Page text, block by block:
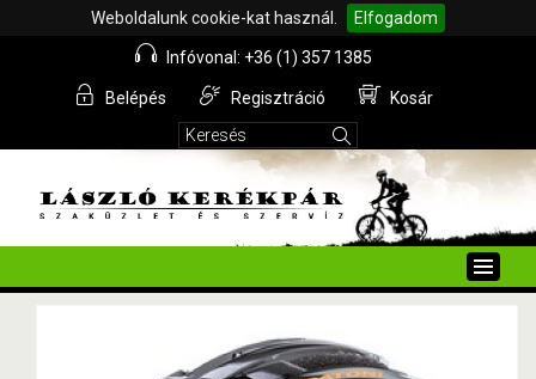
Weboldalunk cookie-kat használ. Elfogadom
Infóvonal: +36 (1) 357 1385
Belépés Regisztráció Kosár
Toggle